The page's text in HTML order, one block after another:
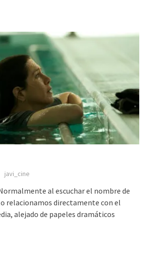
javi_cine
al escuchar el nombre de
relacionamos directamente con el
alejado de papeles dramáticos